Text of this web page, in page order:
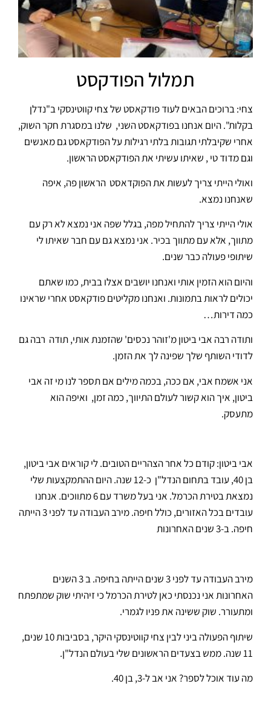
תמלול הפודקסט
צחי: ברוכים הבאים לעוד פודקאסט של צחי קווטינסקי ב"נדלן
בקלות". היום אנחנו בפודקאסט השני, שלנו במסגרת חקר השוק,
אחרי שקיבלתי תגובות בלתי רגילות על הפודקאסט גם מאנשים
וגם מדוד טי , שאיתו עשיתי את הפודקאסט הראשון.
ואולי הייתי צריך לעשות את הפוקדאסט הראשון פה, איפה
שאנחנו נמצא.
אולי הייתי צריך להתחיל מפה, בגלל שפה אני נמצא לא רק עם
מתווך, אלא עם מתווך בכיר. אני נמצא גם עם חבר שאיתו לי
שיתופי פעולה כבר שנים.
והיום הוא הזמין אותי ואנחנו יושבים אצלו בבית, כמו שאתם
יכולים לראות בתמונות. ואנחנו מקליטים פודקאסט אחרי שראינו
כמה דירות…
ותודה רבה אבי ביטון מ'זוהר נכסים' שהזמנת אותי, תודה רבה גם
לדודי השותף שלך שפינה לך את הזמן.
אני אשמח אבי, אם ככה, בכמה מילים אם תספר לנו מי זה אבי
ביטון, איך הוא קשור לעולם התיווך, כמה זמן, ואיפה הוא
מתעסק.
אבי ביטון: קודם כל אחר הצהריים הטובים. לי קוראים אבי ביטון,
בן 40, עובד בתחום הנדל"ן כ-12 שנה. היום ההתמקצעות שלי
נמצאת בטירת הכרמל. אני בעל משרד עם 6 מתווכים. אנחנו
עובדים בכל האזורים, כולל חיפה. מירב העבודה עד לפני 3 הייתה
חיפה. ב-3 שנים האחרונות
מירב העבודה עד לפני 3 שנים הייתה בחיפה. ב 3 השנים
האחרונות אני נכנסתי כאן לטירת הכרמל כי זיהיתי שוק שמתפתח
ומתעורר. שוק ששינה את פניו לגמרי.
שיתוף הפעולה ביני לבין צחי קווטינסקי היקר, בסביבות 10 שנים,
11 שנה. ממש בצעדים הראשונים שלי בעולם הנדל"ן.
מה עוד אוכל לספר? אני אב ל-3, בן 40.